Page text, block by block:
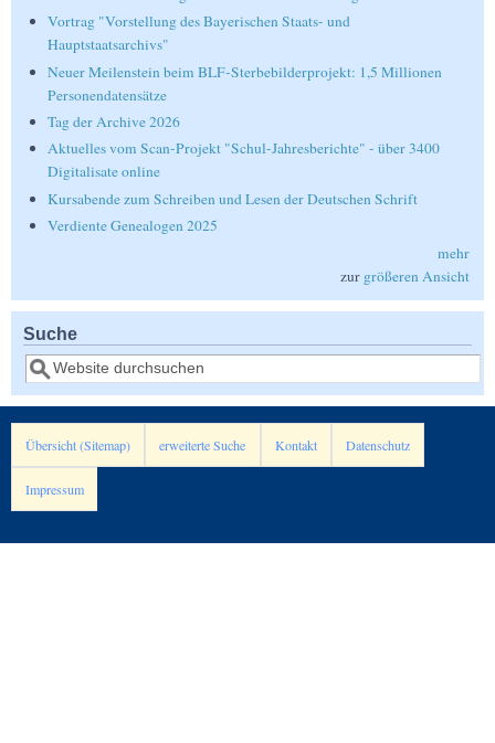
Vortrag "Vorstellung des Bayerischen Staats- und
Hauptstaatsarchivs"
Neuer Meilenstein beim BLF-Sterbebilderprojekt: 1,5 Millionen
Personendatensätze
Tag der Archive 2026
Aktuelles vom Scan-Projekt "Schul-Jahresberichte" - über 3400
Digitalisate online
Kursabende zum Schreiben und Lesen der Deutschen Schrift
Verdiente Genealogen 2025
mehr
zur größeren Ansicht
Suche
Suche
Übersicht (Sitemap) erweiterte Suche Kontakt Datenschutz
Impressum